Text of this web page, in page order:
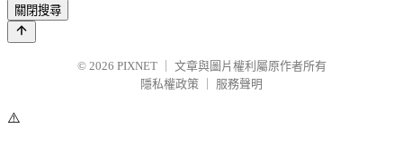
關閉搜尋
© 2026 PIXNET
文章與圖片權利屬原作者所有
隱私權政策
服務聲明
⚠️